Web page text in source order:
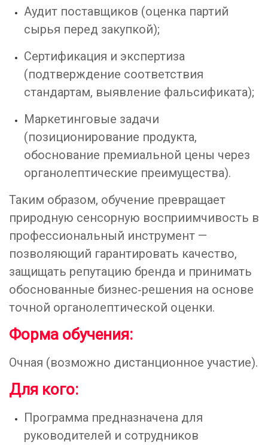
Аудит поставщиков (оценка партий
сырья перед закупкой);
Сертификация и экспертиза
(подтверждение соответствия
стандартам, выявление фальсификата);
Маркетинговые задачи
(позиционирование продукта,
обоснование премиальной цены через
органолептические преимущества).
Таким образом, обучение превращает
природную сенсорную восприимчивость в
профессиональный инструмент —
позволяющий гарантировать качество,
защищать репутацию бренда и принимать
обоснованные бизнес‑решения на основе
точной органолептической оценки.
Форма обучения:
Очная (возможно дистанционное участие).
Для кого:
Программа предназначена для
руководителей и сотрудников